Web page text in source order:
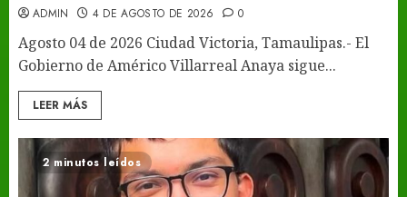
ADMIN 4 DE AGOSTO DE 2026 0
Agosto 04 de 2026 Ciudad Victoria, Tamaulipas.- El
Gobierno de Américo Villarreal Anaya sigue...
LEER MÁS
2 minutos leídos